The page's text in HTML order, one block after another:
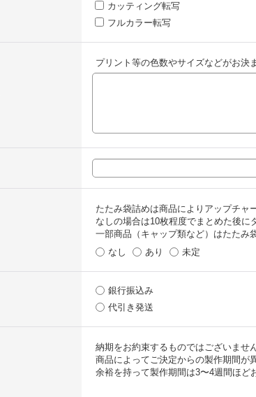
カッティング転写
フルカラー転写
プリント等の色数やサイズなどがお決
たたみ袋詰めは商品によりアップチャ
なしの場合は10枚程度でまとめた後に
一部商品（キャップ類など）はたたみ
なし
あり 未定
銀行振込み
代引き発送
納期をお約束するものではございませ
商品によってご決定からの製作期間が
余裕を持って製作期間は3〜4週間ほど